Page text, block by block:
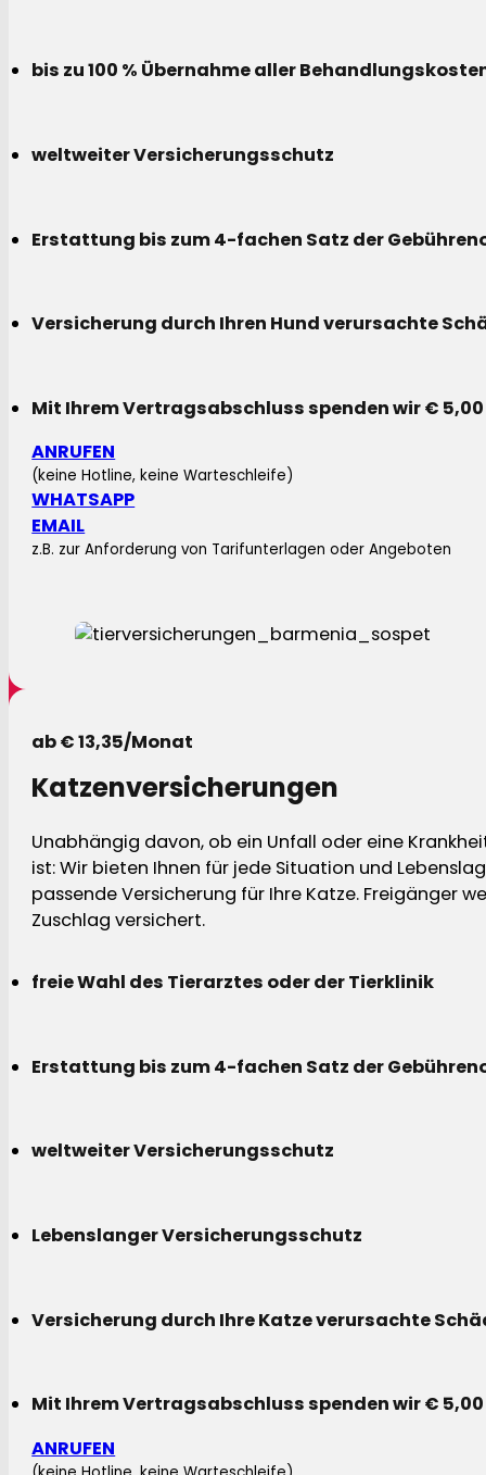
bis zu 100 % Übernahme aller
weltweiter Versicherungsschutz
Erstattung bis zum 4-fachen Satz der
Versicherung durch Ihren Hund verursachte
Mit Ihrem Vertragsabschluss spenden wir €
ANRUFEN
(keine Hotline, keine Warteschleife)
WHATSAPP
EMAIL
z.B. zur Anforderung von Tarifunterlagen oder Angeboten
ab € 13,35/Monat
Katzenversicherungen
Unabhängig davon, ob ein Unfall oder eine
ist: Wir bieten Ihnen für jede Situation und
passende Versicherung für Ihre Katze. Freigänger
Zuschlag versichert.
freie Wahl des Tierarztes oder der Tierklinik
Erstattung bis zum 4-fachen Satz der
weltweiter Versicherungsschutz
Lebenslanger Versicherungsschutz
Versicherung durch Ihre Katze verursachte
Mit Ihrem Vertragsabschluss spenden wir €
ANRUFEN